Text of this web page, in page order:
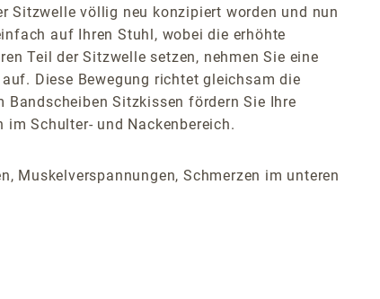
Sitzwelle völlig neu konzipiert worden und nun
auf Ihren Stuhl, wobei die erhöhte
Teil der Sitzwelle setzen, nehmen Sie eine
Diese Bewegung richtet gleichsam die
Sitzkissen fördern Sie Ihre
Schulter- und Nackenbereich.
Muskelverspannungen, Schmerzen im unteren